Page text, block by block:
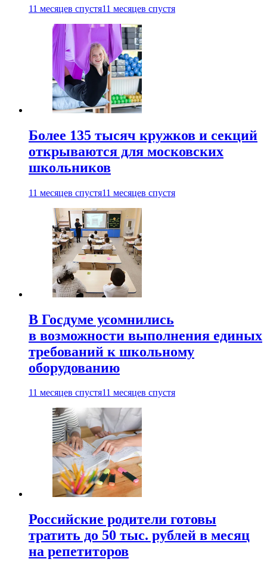
11 месяцев спустя11 месяцев спустя
Более 135 тысяч кружков и секций
открываются для московских
школьников
11 месяцев спустя11 месяцев спустя
В Госдуме усомнились
в возможности выполнения единых
требований к школьному
оборудованию
11 месяцев спустя11 месяцев спустя
Российские родители готовы
тратить до 50 тыс. рублей в месяц
на репетиторов